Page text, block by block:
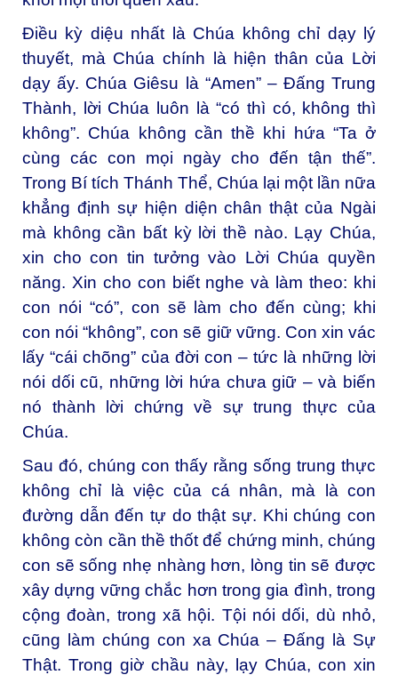
Điều kỳ diệu nhất là Chúa không chỉ dạy lý
thuyết, mà Chúa chính là hiện thân của Lời
dạy ấy. Chúa Giêsu là “Amen” – Đấng Trung
Thành, lời Chúa luôn là “có thì có, không thì
không”. Chúa không cần thề khi hứa “Ta ở
cùng các con mọi ngày cho đến tận thế”.
Trong Bí tích Thánh Thể, Chúa lại một lần nữa
khẳng định sự hiện diện chân thật của Ngài
mà không cần bất kỳ lời thề nào. Lạy Chúa,
xin cho con tin tưởng vào Lời Chúa quyền
năng. Xin cho con biết nghe và làm theo: khi
con nói “có”, con sẽ làm cho đến cùng; khi
con nói “không”, con sẽ giữ vững. Con xin vác
lấy “cái chõng” của đời con – tức là những lời
nói dối cũ, những lời hứa chưa giữ – và biến
nó thành lời chứng về sự trung thực của
Chúa.
Sau đó, chúng con thấy rằng sống trung thực
không chỉ là việc của cá nhân, mà là con
đường dẫn đến tự do thật sự. Khi chúng con
không còn cần thề thốt để chứng minh, chúng
con sẽ sống nhẹ nhàng hơn, lòng tin sẽ được
xây dựng vững chắc hơn trong gia đình, trong
cộng đoàn, trong xã hội. Tội nói dối, dù nhỏ,
cũng làm chúng con xa Chúa – Đấng là Sự
Thật. Trong giờ chầu này, lạy Chúa, con xin